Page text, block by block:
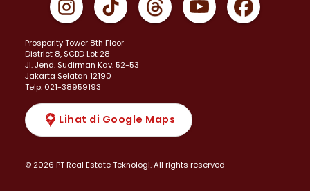
Prosperity Tower 8th Floor
District 8, SCBD Lot 28
JI. Jend. Sudirman Kav. 52-53
Jakarta Selatan 12190
Telp: 021-38959193
Lihat di Google Maps
© 2026 PT Real Estate Teknologi. All rights reserved